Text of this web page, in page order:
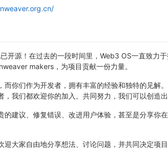
开源！在过去的一段时间里，Web3 OS一直致力
makers，为项目贡献一份力量。
你们作为开发者，拥有丰富的经验和独特的见解
我们都欢迎你的加入。共同努力，我们可以创造
建议、修复错误、改进用户体验，甚至是分享你
大家自由地分享想法、讨论问题，并共同决定项